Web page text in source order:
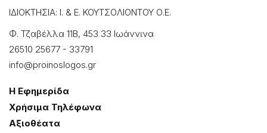
ΙΔΙΟΚΤΗΣΙΑ: Ι. & Ε. ΚΟΥΤΣΟΛΙΟΝΤΟΥ Ο.Ε.
Φ. Τζαβέλλα 11Β, 453 33 Ιωάννɩνα
26510 25677 - 33791
info@proinoslogos.gr
Η Εφημερίδα
Χρήσɩμα Τηλέφωνα
Αξɩοθέατα